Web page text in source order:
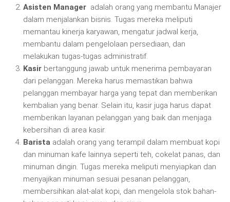
Asisten Manager adalah orang yang membantu Manajer
dalam menjalankan bisnis. Tugas mereka meliputi
memantau kinerja karyawan, mengatur jadwal kerja,
membantu dalam pengelolaan persediaan, dan
melakukan tugas-tugas administratif.
Kasir bertanggung jawab untuk menerima pembayaran
dari pelanggan. Mereka harus memastikan bahwa
pelanggan membayar harga yang tepat dan memberikan
kembalian yang benar. Selain itu, kasir juga harus dapat
memberikan layanan pelanggan yang baik dan menjaga
kebersihan di area kasir.
Barista adalah orang yang terampil dalam membuat kopi
dan minuman kafe lainnya seperti teh, cokelat panas, dan
minuman dingin. Tugas mereka meliputi menyiapkan dan
menyajikan minuman sesuai pesanan pelanggan,
membersihkan alat-alat kopi, dan mengelola stok bahan-